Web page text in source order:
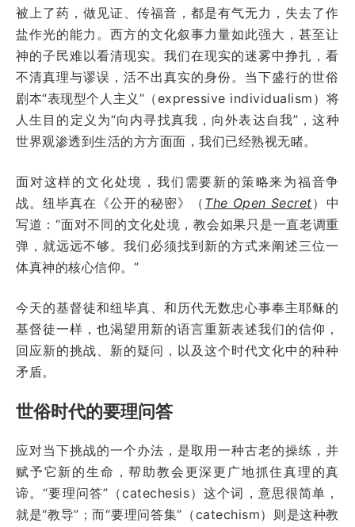
被上了药，做见证、传福音，都是有气无力，失去了作
盐作光的能力。西方的文化叙事力量如此强大，甚至让
神的子民难以看清现实。我们在现实的迷雾中挣扎，看
不清真理与谬误，活不出真实的身份。当下盛行的世俗
剧本“表现型个人主义”（expressive individualism）将
人生目的定义为“向内寻找真我，向外表达自我”，这种
世界观渗透到生活的方方面面，我们已经熟视无睹。
面对这样的文化处境，我们需要新的策略来为福音争
战。纽毕真在《公开的秘密》（ The Open Secret）中
写道：“面对不同的文化处境，教会如果只是一直老调重
弹，就远远不够。我们必须找到新的方式来阐述三位一
体真神的核心信仰。”
今天的基督徒和纽毕真、和历代无数忠心事奉主耶稣的
基督徒一样，也渴望用新的语言重新表述我们的信仰，
回应新的挑战、新的疑问，以及这个时代文化中的种种
矛盾。
世俗时代的要理问答
应对当下挑战的一个办法，是取用一种古老的操练，并
赋予它新的生命，帮助教会更深更广地抓住真理的真
谛。“要理问答”（catechesis）这个词，意思很简单，
就是“教导”；而“要理问答集”（catechism）则是这种教